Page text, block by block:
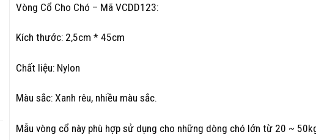
Vòng Cổ Cho Chó – Mã VCDD123:
Kích thước: 2,5cm * 45cm
Chất liệu: Nylon
Màu sắc: Xanh rêu, nhiều màu sắc.
Mẫu vòng cổ này phù hợp sử dụng cho những dòng chó lớn từ 20 ~